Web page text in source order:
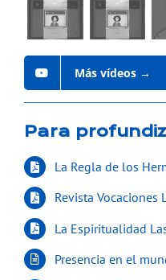
Más vídeos →
Para
La Regla de los
Revista Vocaciones
La Espiritualidad
Presencia en el